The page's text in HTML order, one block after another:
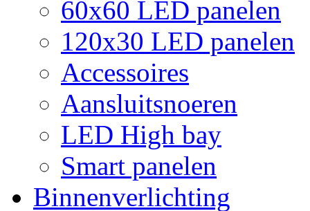
60x60 LED panelen
120x30 LED panelen
Accessoires
Aansluitsnoeren
LED High bay
Smart panelen
Binnenverlichting